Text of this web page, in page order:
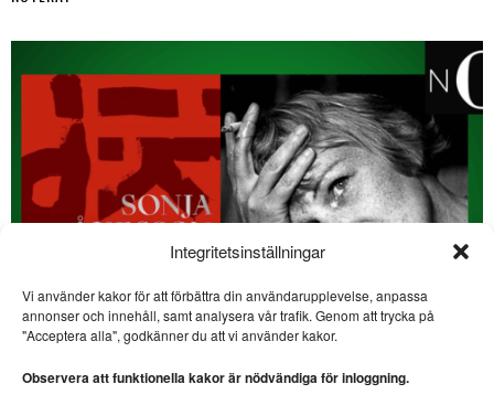
Integritetsinställningar
Vi använder kakor för att förbättra din användarupplevelse, anpassa
annonser och innehåll, samt analysera vår trafik. Genom att trycka på
"Acceptera alla", godkänner du att vi använder kakor.
Observera att funktionella kakor är nödvändiga för inloggning.
SE ÄVEN
vulgära land?